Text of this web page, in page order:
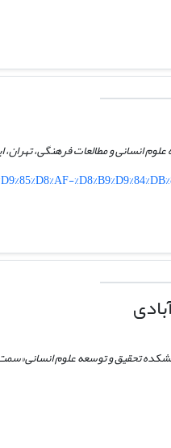
انسانی و مطالعات فرهنگی، تهران،
تحقیق و توسعه علوم